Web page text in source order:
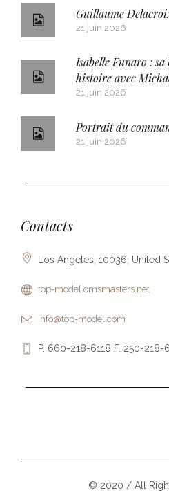
Guillaume
21 juin 2026
Isabelle Funaro :
histoire avec
21 juin 2026
Portrait du
21 juin 2026
Contacts
Los Angeles, 10036, United
top-model.cmsmasters.net
info@top-model.com
P. 660-218-6118 F. 250-218-
© 2020 / All